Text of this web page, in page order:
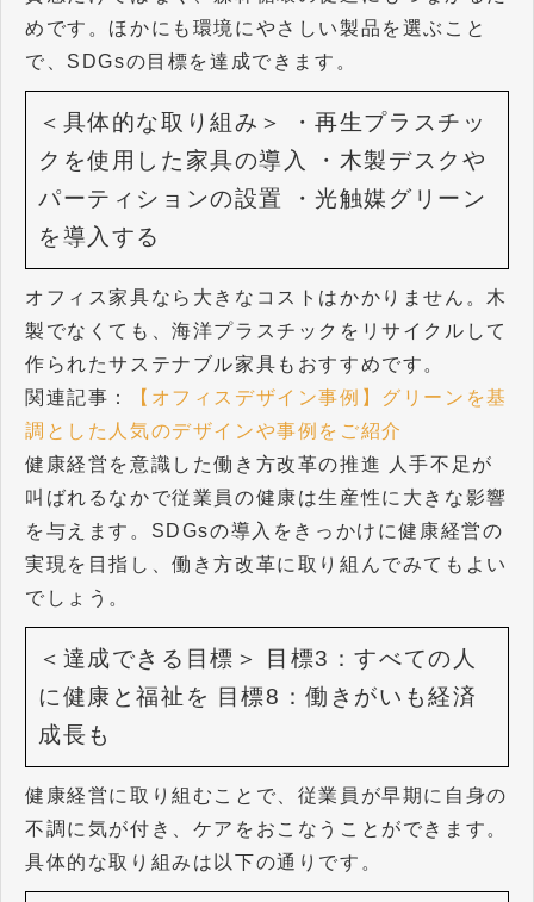
めです。ほかにも環境にやさしい製品を選ぶこと
で、SDGsの目標を達成できます。
＜具体的な取り組み＞
・再生プラスチッ
クを使用した家具の導入
・木製デスクや
パーティションの設置
・光触媒グリーン
を導入する
オフィス家具なら大きなコストはかかりません。木
製でなくても、海洋プラスチックをリサイクルして
作られたサステナブル家具もおすすめです。
関連記事：
【オフィスデザイン事例】グリーンを基
調とした人気のデザインや事例をご紹介
健康経営を意識した働き方改革の推進 人手不足が
叫ばれるなかで従業員の健康は生産性に大きな影響
を与えます。SDGsの導入をきっかけに健康経営の
実現を目指し、働き方改革に取り組んでみてもよい
でしょう。
＜達成できる目標＞
目標3：すべての人
に健康と福祉を 目標8：働きがいも経済
成長も
健康経営に取り組むことで、従業員が早期に自身の
不調に気が付き、ケアをおこなうことができます。
具体的な取り組みは以下の通りです。